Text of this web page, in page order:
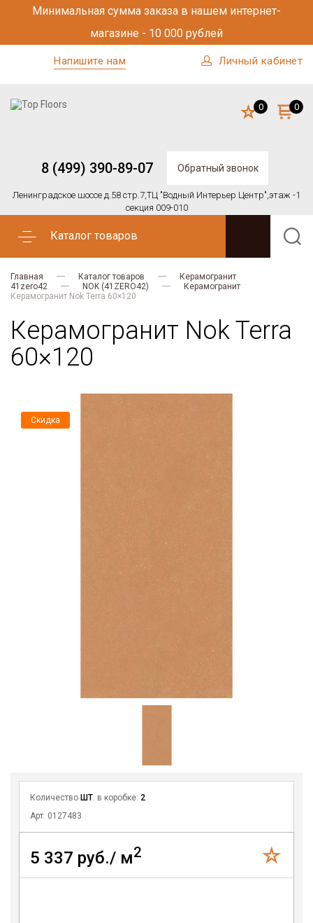
Минимальная сумма заказа в нашем интернет-
магазине - 10 000 рублей
Напишите нам Личный кабинет
8 (499) 390-89-07 Обратный звонок
Ленинградское шоссе д.58 стр.7,ТЦ "Водный Интерьер Центр",этаж -1
секция 009-010
0 0
Каталог товаров
Главная Каталог товаров
Керамогранит
41zero42
NOK (41ZERO42)
Керамогранит
Керамогранит Nok Terra 60×120
Керамогранит Nok Terra
60×120
Скидка
Количество ШТ . в коробке: 2
Арт. 0127483
5 337 руб./ м2